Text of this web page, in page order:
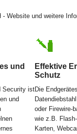
Website und weitere
und
Security ist
und
Effektive
Schutz
Die
oder Firewire-
wie z.B.
Karten,